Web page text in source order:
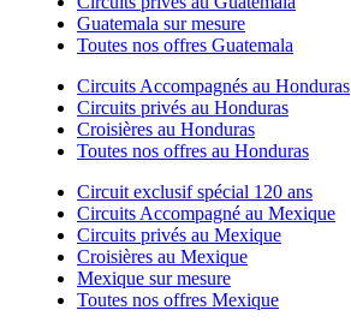
Guatemala sur mesure
Toutes nos offres Guatemala
Circuits Accompagnés au Honduras
Circuits privés au Honduras
Croisières au Honduras
Toutes nos offres au Honduras
Circuit exclusif spécial 120 ans
Circuits Accompagné au Mexique
Circuits privés au Mexique
Croisières au Mexique
Mexique sur mesure
Toutes nos offres Mexique